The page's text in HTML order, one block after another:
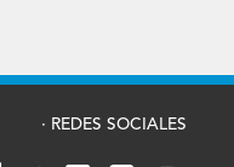
· REDES SOCIALES